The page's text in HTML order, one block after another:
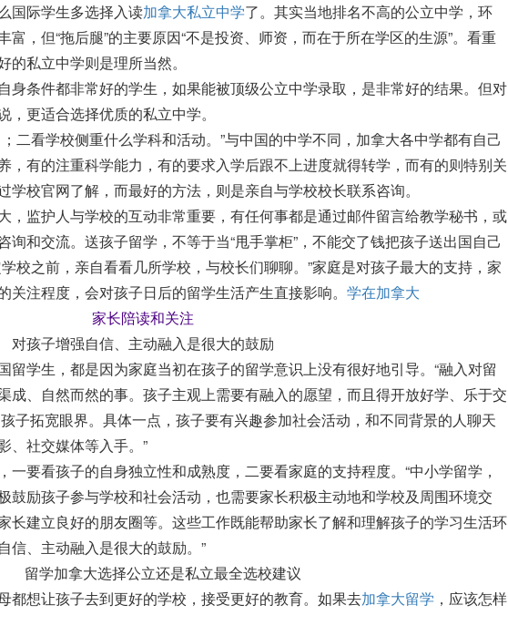
国际学生多选择入读加拿大私立中学了。其实当地排名不高的公立中学，环
，但“拖后腿”的主要原因“不是投资、师资，而在于所在学区的生源”。看重
私立中学则是理所当然。
身条件都非常好的学生，如果能被顶级公立中学录取，是非常好的结果。但对
更适合选择优质的私立中学。
二看学校侧重什么学科和活动。”与中国的中学不同，加拿大各中学都有自己
，有的注重科学能力，有的要求入学后跟不上进度就得转学，而有的则特别关
校官网了解，而最好的方法，则是亲自与学校校长联系咨询。
，监护人与学校的互动非常重要，有任何事都是通过邮件留言给教学秘书，或
和交流。送孩子留学，不等于当“甩手掌柜”，不能交了钱把孩子送出国自己
校之前，亲自看看几所学校，与校长们聊聊。”家庭是对孩子最大的支持，家
注程度，会对孩子日后的留学生活产生直接影响。 学在加拿大
家长陪读和关注
对孩子增强自信、主动融入是很大的鼓励
留学生，都是因为家庭当初在孩子的留学意识上没有很好地引导。“融入对留
成、自然而然的事。孩子主观上需要有融入的愿望，而且得开放好学、乐于交
子拓宽眼界。具体一点，孩子要有兴趣参加社会活动，和不同背景的人聊天
、社交媒体等入手。”
一要看孩子的自身独立性和成熟度，二要看家庭的支持程度。“中小学留学，
鼓励孩子参与学校和社会活动，也需要家长积极主动地和学校及周围环境交
长建立良好的朋友圈等。这些工作既能帮助家长了解和理解孩子的学习生活环
信、主动融入是很大的鼓励。”
学加拿大选择公立还是私立最全选校建议
都想让孩子去到更好的学校，接受更好的教育。如果去加拿大留学 ，应该怎样